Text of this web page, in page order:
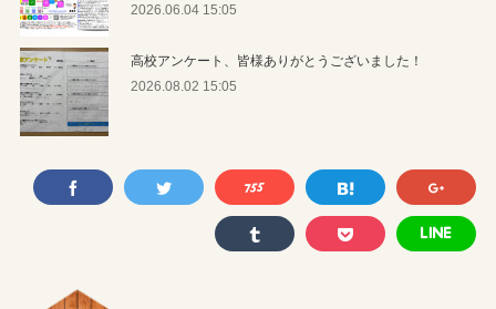
2026.06.04 15:05
高校アンケート、皆様ありがとうございました！
2026.08.02 15:05